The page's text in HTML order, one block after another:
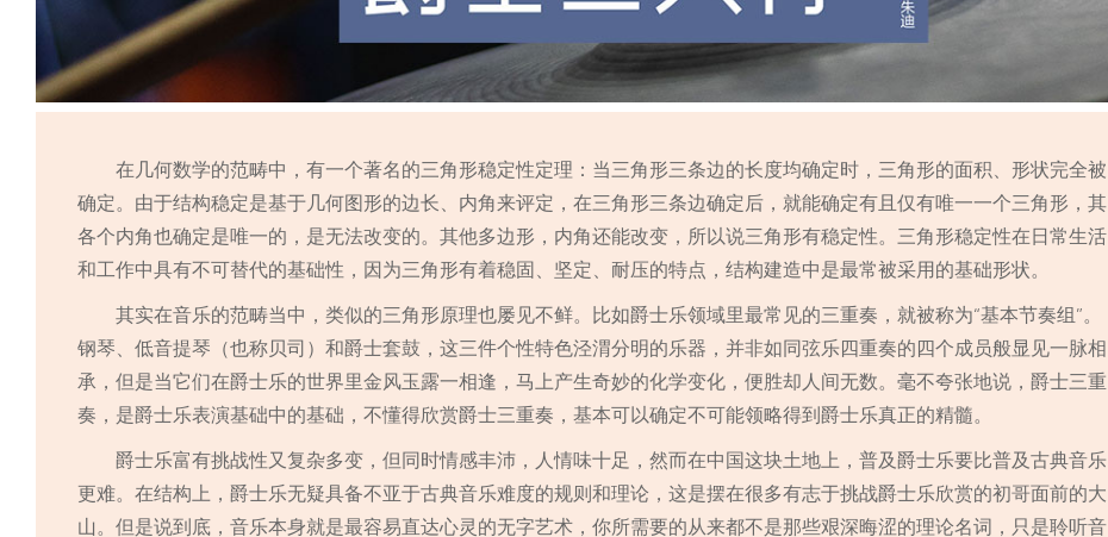
在几何数学的范畴中，有一个著名的三角形稳定性定理：当三角形三条边的长度均确定时，三角形的面积、形状完全被
确定。由于结构稳定是基于几何图形的边长、内角来评定，在三角形三条边确定后，就能确定有且仅有唯一一个三角形，其
各个内角也确定是唯一的，是无法改变的。其他多边形，内角还能改变，所以说三角形有稳定性。三角形稳定性在日常生活
和工作中具有不可替代的基础性，因为三角形有着稳固、坚定、耐压的特点，结构建造中是最常被采用的基础形状。
其实在音乐的范畴当中，类似的三角形原理也屡见不鲜。比如爵士乐领域里最常见的三重奏，就被称为“基本节奏组”。
钢琴、低音提琴（也称贝司）和爵士套鼓，这三件个性特色泾渭分明的乐器，并非如同弦乐四重奏的四个成员般显见一脉相
承，但是当它们在爵士乐的世界里金风玉露一相逢，马上产生奇妙的化学变化，便胜却人间无数。毫不夸张地说，爵士三重
奏，是爵士乐表演基础中的基础，不懂得欣赏爵士三重奏，基本可以确定不可能领略得到爵士乐真正的精髓。
爵士乐富有挑战性又复杂多变，但同时情感丰沛，人情味十足，然而在中国这块土地上，普及爵士乐要比普及古典音乐
更难。在结构上，爵士乐无疑具备不亚于古典音乐难度的规则和理论，这是摆在很多有志于挑战爵士乐欣赏的初哥面前的大
山。但是说到底，音乐本身就是最容易直达心灵的无字艺术，你所需要的从来都不是那些艰深晦涩的理论名词，只是聆听音